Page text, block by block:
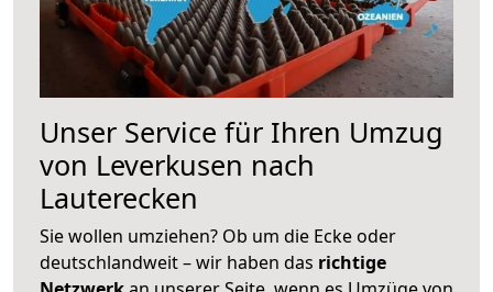
Unser Service für Ihren Umzug
von Leverkusen nach
Lauterecken
Sie wollen umziehen? Ob um die Ecke oder
deutschlandweit – wir haben das richtige